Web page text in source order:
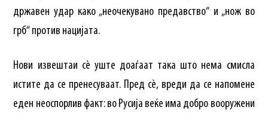
државен удар како „неочекувано предавство“ и „нож во
грб“ против нацијата.
Нови извештаи сè уште доаѓаат така што нема смисла
истите да се пренесуваат. Пред сè, вреди да се напомене
еден неоспорлив факт: во Русија веќе има добро вооружени